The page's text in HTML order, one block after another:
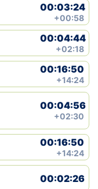
00:03:24
+00:58
00:04:44
+02:18
00:16:50
+14:24
00:04:56
+02:30
00:16:50
+14:24
00:02:26